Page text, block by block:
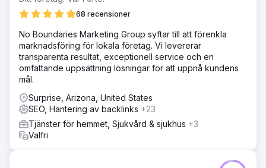
68 recensioner
No Boundaries Marketing Group syftar till att förenkla
marknadsföring för lokala företag. Vi levererar
transparenta resultat, exceptionell service och en
omfattande uppsättning lösningar för att uppnå kundens
mål.
Surprise, Arizona, United States
SEO, Hantering av backlinks +23
Tjänster för hemmet, Sjukvård & sjukhus +3
Valfri